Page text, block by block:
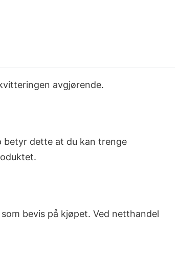
avgjørende.
betyr dette at du kan trenge
bevis på kjøpet. Ved netthandel